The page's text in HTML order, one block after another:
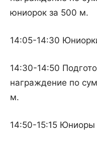
юниорок за 500 м.
14:05-14:30
14:30-14:50
награждение по
м.
14:50-15:15